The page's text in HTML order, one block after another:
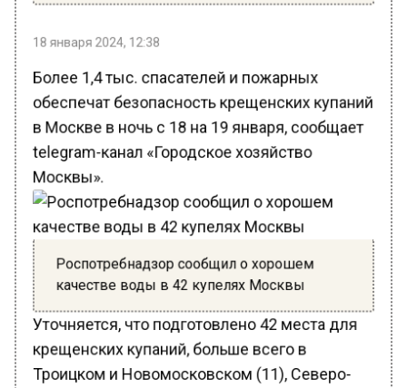
обеспечат безопасность крещенских купаний
в Москве в ночь с 18 на 19 января, сообщает
telegram-канал «Городское хозяйство
Москвы».
Роспотребнадзор сообщил о хорошем
качестве воды в 42 купелях Москвы
Уточняется, что подготовлено 42 места для
крещенских купаний, больше всего в
Троицком и Новомосковском (11), Северо-